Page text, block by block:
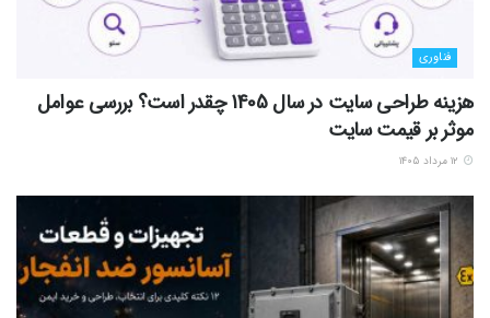
فناوری
هزینه طراحی سایت در سال 1405 چقدر است؟ بررسی عوامل
موثر بر قیمت سایت